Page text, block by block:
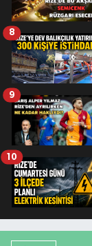
8
9
10